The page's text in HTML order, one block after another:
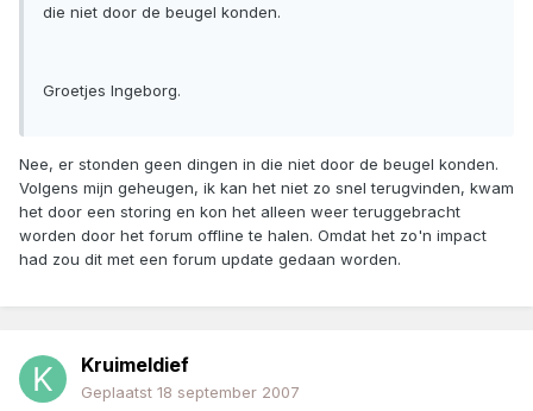
die niet door de beugel konden.
Groetjes Ingeborg.
Nee, er stonden geen dingen in die niet door de beugel konden.
Volgens mijn geheugen, ik kan het niet zo snel terugvinden, kwam
het door een storing en kon het alleen weer teruggebracht
worden door het forum offline te halen. Omdat het zo'n impact
had zou dit met een forum update gedaan worden.
Kruimeldief
Geplaatst 18 september 2007